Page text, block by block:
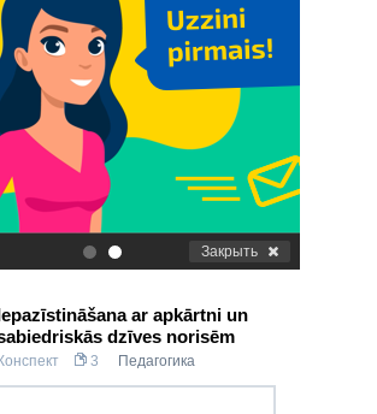
. Закрыть
ar apkārtni un
dzīves norisēm
Конспект 3 Педагогика